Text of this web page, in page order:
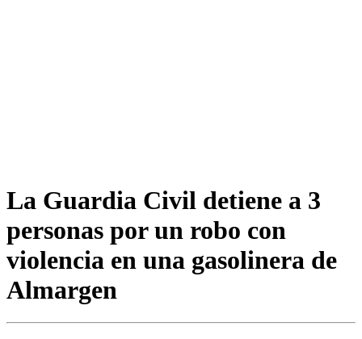
La Guardia Civil detiene a 3
personas por un robo con
violencia en una gasolinera de
Almargen